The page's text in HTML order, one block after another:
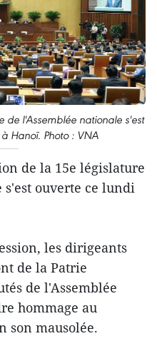
de l'Assemblée nationale s'est
Hanoï. Photo : VNA
de la 15e législature
ouverte ce lundi
les dirigeants
de la Patrie
de l'Assemblée
hommage au
son mausolée.